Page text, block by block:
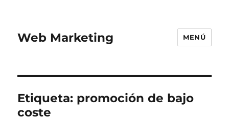
Web Marketing MENÚ
Etiqueta: promoción de bajo
coste